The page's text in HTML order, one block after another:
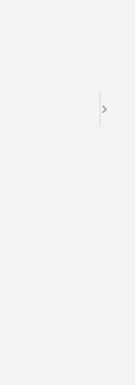
öffentlichen Gebäuden
die Anforderung
(inklusive
Schutz gegen
soll die Tür
mit viel Glas und schmalen
(Vollverglasung,
Feuer- und
jetzt die Multifunktionstür
Schutzklassen RC3 und
gemäß DIN
eine Verglasung
stand. Es
die zur Türinnenseite
Tür von außen durch das